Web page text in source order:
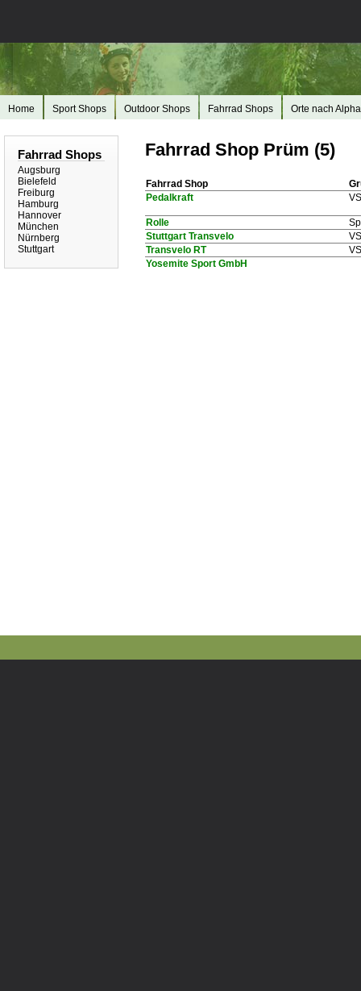
Home Sport Shops Outdoor Shops Fahrrad Shops Orte nach
Fahrrad Shops
Augsburg
Bielefeld
Freiburg
Hamburg
Hannover
München
Nürnberg
Stuttgart
Fahrrad Shop Prüm (5)
Fahrrad Shop
Pedalkraft
Rolle
Stuttgart Transvelo
Transvelo RT
Yosemite Sport GmbH